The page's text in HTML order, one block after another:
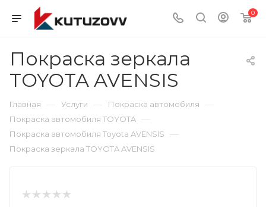
0
Покраска зеркала
TOYOTA AVENSIS
Главная — Услуги — Покраска автомобиля —
Покраска автомобиля TOYOTA —
Покраска автомобиля Toyota AVENSIS —
Покраска зеркала TOYOTA AVENSIS